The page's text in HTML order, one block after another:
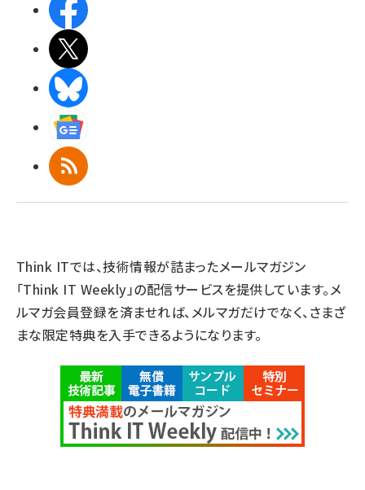
RSS
Think ITでは、技術情報が詰まったメールマガジン
「Think IT Weekly」の配信サービスを提供しています。メ
ルマガ会員登録を済ませれば、メルマガだけでなく、さまざ
まな限定特典を入手できるようになります。